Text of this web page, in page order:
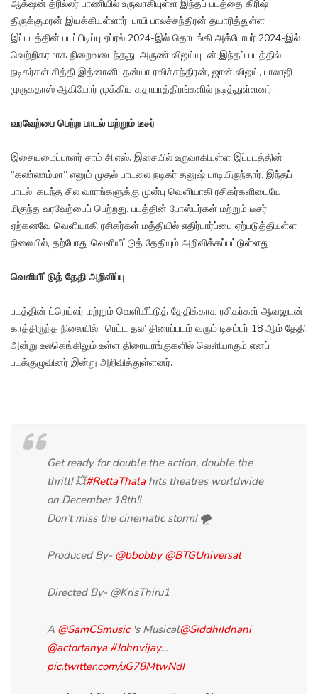
ஆக்‌ஷன் த்ரில்லர் பாணியில் உருவாகியுள்ள இந்தப் படத்தை கிரிஷ்
திருக்குமரன் இயக்கியுள்ளார். பாபி பாலச்சந்திரன் தயாரித்துள்ள
இப்படத்தின் படப்பிடிப்பு ஏப்ரல் 2024-இல் தொடங்கி அக்டோபர் 2024-இல்
வெற்றிகரமாக நிறைவடைந்தது. அருண் விஜய்யுடன் இந்தப் படத்தில்
நடிகர்கள் சித்தி இத்னானி, தன்யா ரவிச்சந்திரன், ஜான் விஜய், பாலாஜி
முருகதாஸ் ஆகியோர் முக்கிய கதாபாத்திரங்களில் நடித்துள்ளனர்.
வரவேற்பை பெற்ற பாடல் மற்றும் டீசர்
இசையமைப்பாளர் சாம் சி.எஸ். இசையில் உருவாகியுள்ள இப்படத்தின்
”கண்ணம்மா” எனும் முதல் பாடலை நடிகர் தனுஷ் பாடியிருந்தார். இந்தப்
பாடல், கடந்த சில வாரங்களுக்கு முன்பு வெளியாகி ரசிகர்களிடையே
மிகுந்த வரவேற்பைப் பெற்றது. படத்தின் போஸ்டர்கள் மற்றும் டீசர்
ஏற்கனவே வெளியாகி ரசிகர்கள் மத்தியில் எதிர்பார்ப்பை ஏற்படுத்தியுள்ள
நிலையில், தற்போது வெளியீட்டுத் தேதியும் அறிவிக்கப்பட்டுள்ளது.
வெளியீட்டுத் தேதி அறிவிப்பு
படத்தின் ட்ரெய்லர் மற்றும் வெளியீட்டுத் தேதிக்காக ரசிகர்கள் ஆவலுடன்
காத்திருந்த நிலையில், ‘ரெட்ட தல’ திரைப்படம் வரும் டிசம்பர் 18 ஆம் தேதி
அன்று உலகெங்கிலும் உள்ள திரையரங்குகளில் வெளியாகும் எனப்
படக்குழுவினர் இன்று அறிவித்துள்ளனர்.
Get ready for double the action, double the
thrill! 💥#RettaThalahits theatres worldwide
on December 18th!!
Don’t miss the cinematic storm! 🌪️
Produced By- @bbobby @BTGUniversal
Directed By- @KrisThiru1
A @SamCSmusic's Musical@SiddhiIdnani
@actortanya #Johnvijay…
pic.twitter.com/uG78MtwNdI